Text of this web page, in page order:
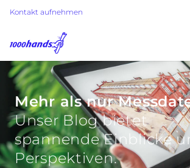
Kontakt aufnehmen
Mehr als nur
Unser Blog bietet
spannende Einblicke
Perspektiven.